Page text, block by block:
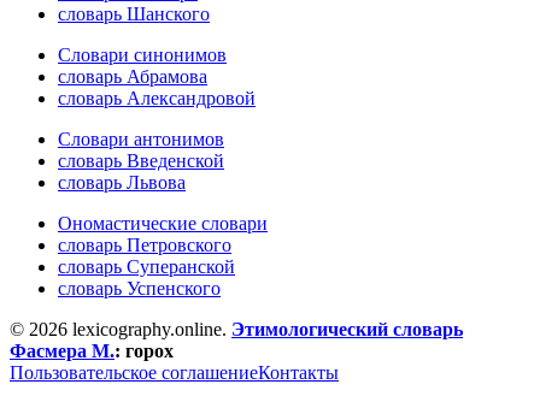
словарь Шанского
Словари синонимов
словарь Абрамова
словарь Александровой
Словари антонимов
словарь Введенской
словарь Львова
Ономастические словари
словарь Петровского
словарь Суперанской
словарь Успенского
© 2026 lexicography.online. Этимологический словарь
Фасмера М.: горох
Пользовательское соглашениеКонтакты